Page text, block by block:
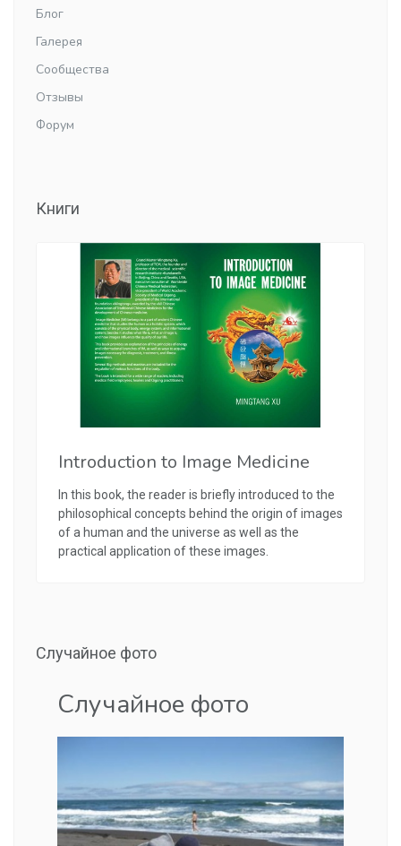
Блог
Галерея
Сообщества
Отзывы
Форум
Книги
Introduction to Image Medicine
In this book, the reader is briefly introduced to the
philosophical concepts behind the origin of images
of a human and the universe as well as the
practical application of these images.
Случайное фото
Случайное фото